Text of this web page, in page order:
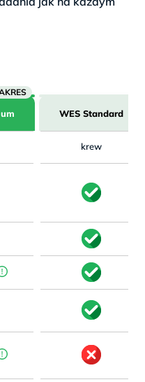
WES Standard
krew